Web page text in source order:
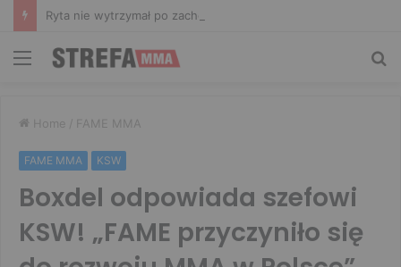
Menu
Home / FAME MMA
FAME MMA KSW
Boxdel odpowiada szefowi
KSW! „FAME przyczyniło się